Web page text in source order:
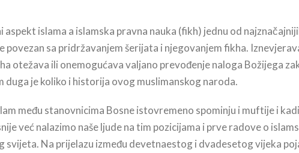
islama a islamska pravna nauka (fikh) jednu od
povezan sa pridržavanjem šerijata i njegovanjem fikha.
otežava ili onemogućava valjano prevođenje naloga Božijega
je koliko i historija ovog muslimanskog naroda.
među stanovnicima Bosne istovremeno spominju i muftije i
već nalazimo naše ljude na tim pozicijama i prve radove o
svijeta. Na prijelazu između devetnaestog i dvadesetog vijeka